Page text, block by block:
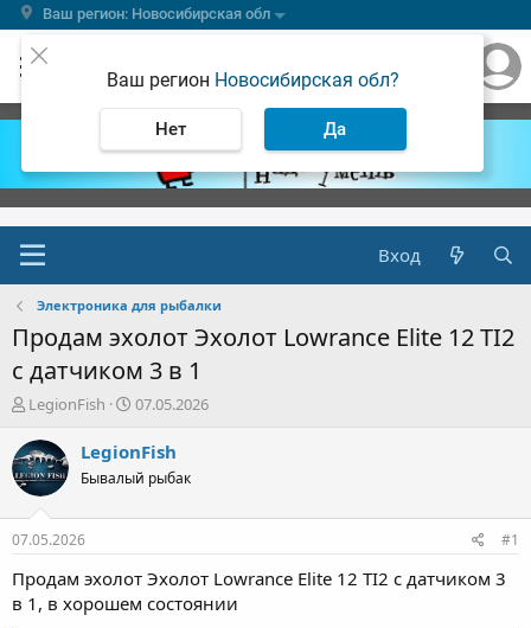
Ваш регион: Новосибирская обл
Ваш регион Новосибирская обл?
Нет Да
Вход
Электроника для рыбалки
Продам эхолот Эхолот Lowrance Elite 12 TI2
с датчиком 3 в 1
А
т
о
р
е
ы
LegionFish
Д
т
а
н
л
07.05.2026
LegionFish
Бывалый рыбак
07.05.2026 #1
Продам эхолот Эхолот Lowrance Elite 12 TI2 с датчиком 3
в 1, в хорошем состоянии